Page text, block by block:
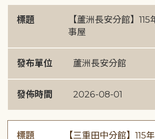
標題
【蘆洲長安分館】
事屋
發布單位 蘆洲長安分館
發佈時間 2026-08-01
標題
【三重田中分館】115